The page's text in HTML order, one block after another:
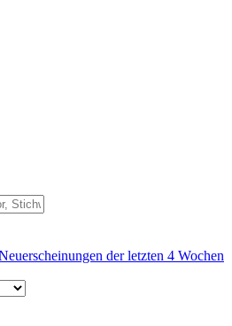
der letzten 4 Wochen